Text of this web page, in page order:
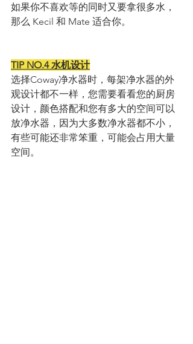
如果你不喜欢等的同时又要拿很多水，
那么 Kecil 和 Mate 适合你。
TIP NO.4 水机设计
选择Coway净水器时，每架净水器的外
观设计都不一样，您需要看看您的厨房
设计，颜色搭配和您有多大的空间可以
放净水器，因为大多数净水器都不小，
有些可能还非常笨重，可能会占用大量
空间。